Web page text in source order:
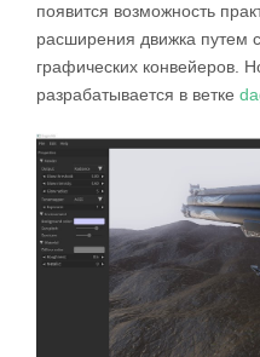
появится возможность
расширения движка путем
графических конвейеров.
разрабатывается в ветке